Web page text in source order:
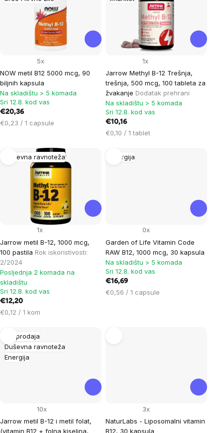
of
products
NOW metil B12 5000 mcg, 90
biljnih kapsula
5x
Na skladištu > 5 komada
Sri 12.8. kod vas
€20,36
Cijena
€0,23 / 1 capsule
Jarrow Methyl B-12 Trešnja,
trešnja, 500 mcg, 100 tableta za
žvakanje Dodatak prehrani
1x
Na skladištu > 5 komada
Sri 12.8. kod vas
€10,16
Cijena
€0,10 / 1 tablet
Duševna ravnoteža
Jarrow metil B-12, 1000 mcg,
100 pastila Rok iskoristivosti:
2/2024
1x
Posljednja 2 komada na
skladištu
Sri 12.8. kod vas
€12,20
Cijena
€0,12 / 1 kom
Energija
Garden of Life Vitamin Code
RAW B12, 1000 mcg, 30 kapsula
0x
Na skladištu > 5 komada
Sri 12.8. kod vas
€16,69
Cijena
€0,56 / 1 capsule
Rasprodaja
Duševna ravnoteža
Energija
Jarrow metil B-12 i metil folat,
(vitamin B12 + folna kiselina,
10x
NaturLabs - Liposomalni vitamin
B12, 30 kapsula
3x